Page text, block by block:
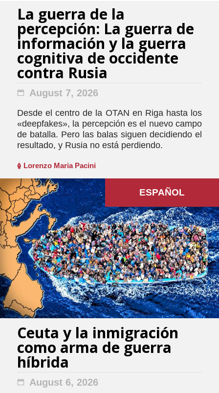
La guerra de la
percepción: La guerra de
información y la guerra
cognitiva de occidente
contra Rusia
August 7, 2026
Desde el centro de la OTAN en Riga hasta los
«deepfakes», la percepción es el nuevo campo
de batalla. Pero las balas siguen decidiendo el
resultado, y Rusia no está perdiendo.
Lorenzo Maria Pacini
ESPAÑOL
Ceuta y la inmigración
como arma de guerra
híbrida
August 6, 2026